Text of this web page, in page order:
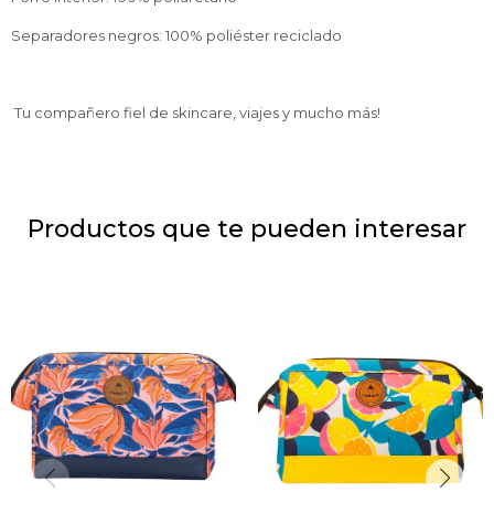
Separadores negros: 100% poliéster reciclado
Tu compañero fiel de skincare, viajes y mucho más!
Productos que te pueden interesar